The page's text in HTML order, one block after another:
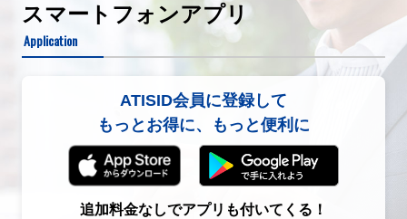
スマートフォンアプリ
Application
ATISID会員に登録して
もっとお得に、もっと便利に
追加料金なしでアプリも付いてくる！